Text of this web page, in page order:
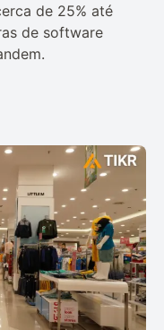
de 25% até
de software